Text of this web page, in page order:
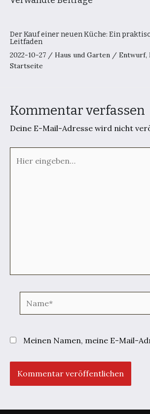
Der Kauf einer neuen Küche: Ein
Leitfaden
2022-10-27 / Haus und Garten / Entwurf,
Startseite
Kommentar verfassen
Deine E-Mail-Adresse wird nicht
eingeben…
Name*
Meinen Namen, meine E-Mail-